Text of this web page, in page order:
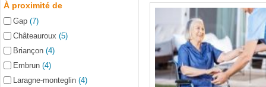
À proximité de
Gap (7)
Châteauroux (5)
Briançon (4)
Embrun (4)
Laragne-monteglin (4)